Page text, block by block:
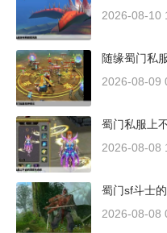
2026-08-10
随缘蜀门私
2026-08-09
蜀门私服上
2026-08-08
蜀门sf斗士
2026-08-08